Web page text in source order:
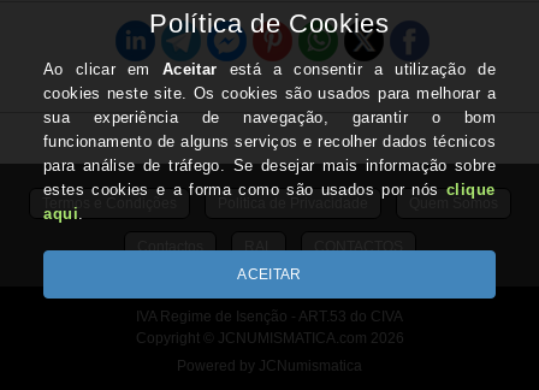
Termos e Condições Quem Somos
Contactos RAL CONTACTOS
IVA Regime de Isenção - ART.53 do CIVA
Copyright © JCNUMISMATICA.com 2026
Powered by JCNumismatica